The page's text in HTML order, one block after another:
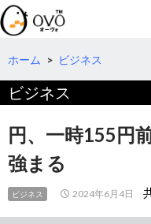
検
索
コ
テ
へ
移
動
ホーム > ビジネス
ビジネス
円、一時155円
強まる
ビジネス 2024年6月4日